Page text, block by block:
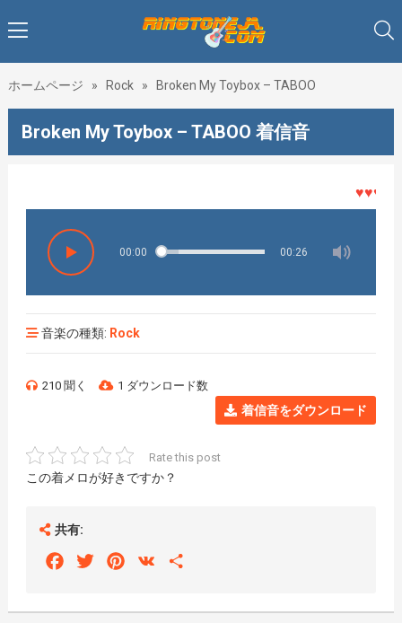
ホームページ » Rock » Broken My Toybox – TABOO
Broken My Toybox – TABOO 着信音
♥♥♥着メ
00:00 00:26
音楽の種類: Rock
210 聞く 1 ダウンロード数
着信音をダウンロード
Rate this post
この着メロが好きですか？
共有:
FacebookTwitterPinterest
VK